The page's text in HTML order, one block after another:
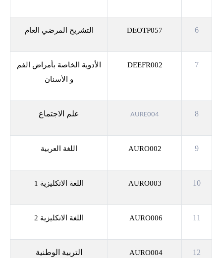
6
DEOTP057 التشريح المرضي العام
7
DEEFR002
الأدوية الخاصة بأمراض الفم
و الأسنان
8
AURE004 علم الاجتماع
9
AURO002 اللغة العربية
10
AURO003 اللغة الانكليزية 1
11
AURO006 اللغة الانكليزية 2
12
AURO004 التربية الوطنية